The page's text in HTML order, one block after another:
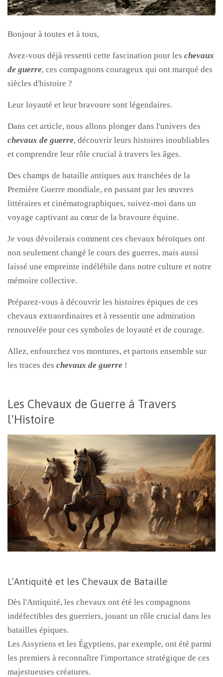
Bonjour à toutes et à tous,
Avez-vous déjà ressenti cette fascination pour les chevaux
de guerre, ces compagnons courageux qui ont marqué des
siècles d'histoire ?
Leur loyauté et leur bravoure sont légendaires.
Dans cet article, nous allons plonger dans l'univers des
chevaux de guerre, découvrir leurs histoires inoubliables
et comprendre leur rôle crucial à travers les âges.
Des champs de bataille antiques aux tranchées de la
Première Guerre mondiale, en passant par les œuvres
littéraires et cinématographiques, suivez-moi dans un
voyage captivant au cœur de la bravoure équine.
Je vous dévoilerais comment ces chevaux héroïques ont
non seulement changé le cours des guerres, mais aussi
laissé une empreinte indélébile dans notre culture et notre
mémoire collective.
Préparez-vous à découvrir les histoires épiques de ces
chevaux extraordinaires et à ressentir une admiration
renouvelée pour ces symboles de loyauté et de courage.
Allez, enfourchez vos montures, et partons ensemble sur
les traces des chevaux de guerre !
Les Chevaux de Guerre à Travers
l'Histoire
L’Antiquité et les Chevaux de Bataille
Dès l'Antiquité, les chevaux ont été les compagnons
indéfectibles des guerriers, jouant un rôle crucial dans les
batailles épiques.
Les Assyriens et les Égyptiens, par exemple, ont été parmi
les premiers à reconnaître l'importance stratégique de ces
majestueuses créatures.